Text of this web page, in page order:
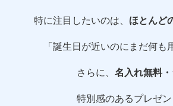
特に注目したいのは、 ほとんど
「誕生日が近いのにまだ何
さらに、 名入れ無料
特別感のあるプレゼ